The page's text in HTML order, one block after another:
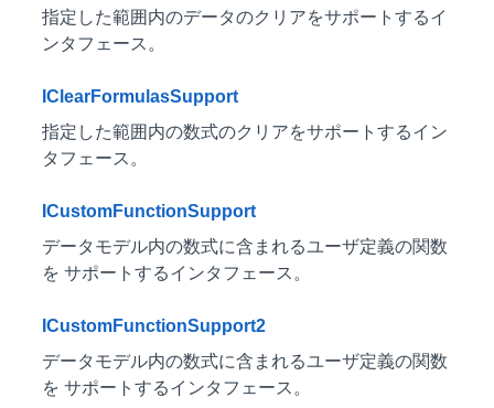
指定した範囲内のデータのクリアをサポートするイ
ンタフェース。
IClearFormulasSupport
指定した範囲内の数式のクリアをサポートするイン
タフェース。
ICustomFunctionSupport
データモデル内の数式に含まれるユーザ定義の関数
を サポートするインタフェース。
ICustomFunctionSupport2
データモデル内の数式に含まれるユーザ定義の関数
を サポートするインタフェース。